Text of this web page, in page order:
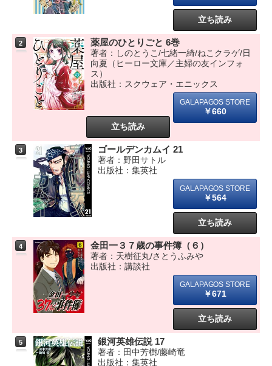
立ち読み
2 薬屋のひとりごと 6巻
著者：しのとうこ/七緒一綺/ねこクラゲ/日
向夏（ヒーロー文庫／主婦の友インフォ
ス）
出版社：スクウェア・エニックス
￥660
立ち読み
3 ゴールデンカムイ 21
著者：野田サトル
出版社：集英社
￥564
立ち読み
4 金田一３７歳の事件簿（６）
著者：天樹征丸/さとうふみや
出版社：講談社
￥671
立ち読み
5 銀河英雄伝説 17
著者：田中芳樹/藤崎竜
出版社：集英社